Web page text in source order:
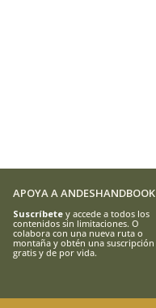
APOYA A ANDESHANDBOOK
Suscríbetey accede a todos los
contenidos sin limitaciones. O
colabora con una nueva ruta o
montaña y obtén una suscripción
gratis y de por vida.